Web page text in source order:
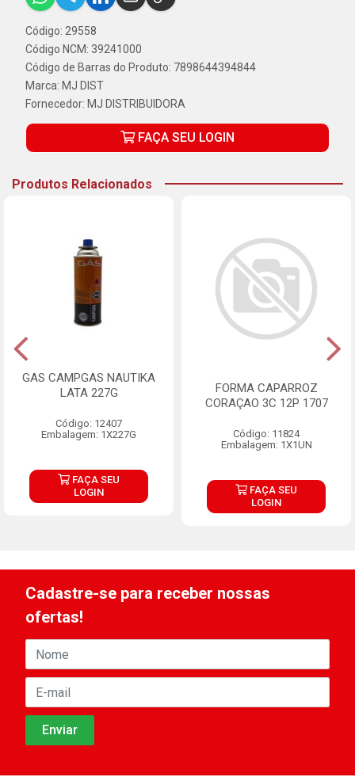
Código: 29558
Código NCM: 39241000
Código de Barras do Produto: 7898644394844
Marca: MJ DIST
Fornecedor: MJ DISTRIBUIDORA
FAÇA SEU LOGIN
Produtos Relacionados
GAS CAMPGAS NAUTIKA
LATA 227G
Código: 12407
Embalagem: 1X227G
FAÇA SEU
LOGIN
FORMA CAPARROZ
CORAÇAO 3C 12P 1707
Código: 11824
Embalagem: 1X1UN
FAÇA SEU
LOGIN
Cadastre-se para receber nossas
ofertas!